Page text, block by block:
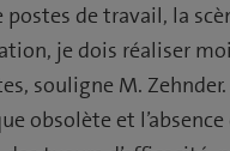
de travail, la
je dois réaliser
souligne M.
obsolète et